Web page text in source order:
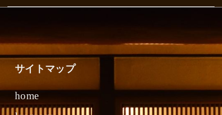
サイトマップ
home